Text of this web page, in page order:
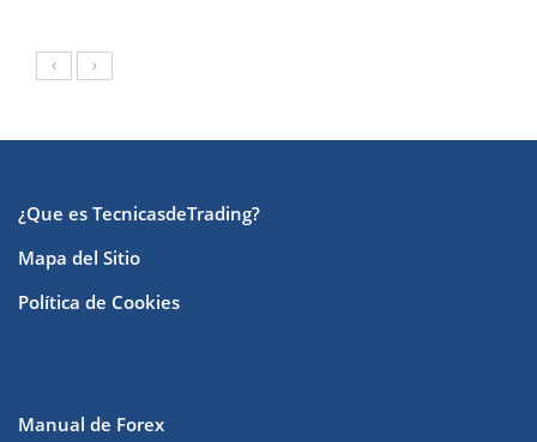
¿Que es TecnicasdeTrading?
Mapa del Sitio
Política de Cookies
Manual de Forex